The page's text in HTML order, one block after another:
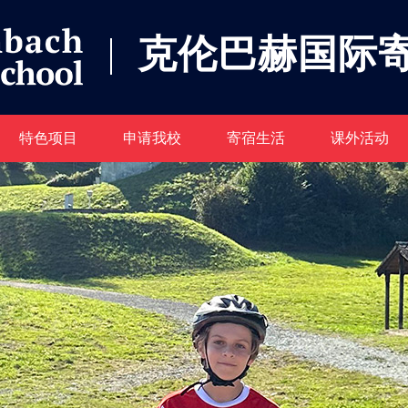
克伦巴赫国际
特色项目 申请我校 寄宿生活 课外活动